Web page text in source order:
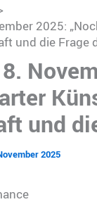
2025:
und die Frage
und
2025